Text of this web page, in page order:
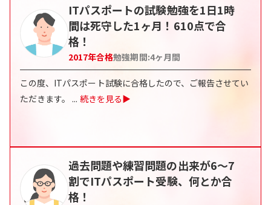
ITパスポートの試験勉強を1日1時
間は死守した1ヶ月！610点で合
格！
2017年合格勉強期間:4ヶ月間
この度、ITパスポート試験に合格したので、ご報告させてい
ただきます。 ... 続きを見る▶
過去問題や練習問題の出来が6～7
割でITパスポート受験、何とか合
格！